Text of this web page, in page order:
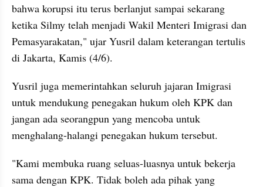
bahwa korupsi itu terus berlanjut sampai sekarang
ketika Silmy telah menjadi Wakil Menteri Imigrasi dan
Pemasyarakatan," ujar Yusril dalam keterangan tertulis
di Jakarta, Kamis (4/6).
Yusril juga memerintahkan seluruh jajaran Imigrasi
untuk mendukung penegakan hukum oleh KPK dan
jangan ada seorangpun yang mencoba untuk
menghalang-halangi penegakan hukum tersebut.
"Kami membuka ruang seluas-luasnya untuk bekerja
sama dengan KPK. Tidak boleh ada pihak yang